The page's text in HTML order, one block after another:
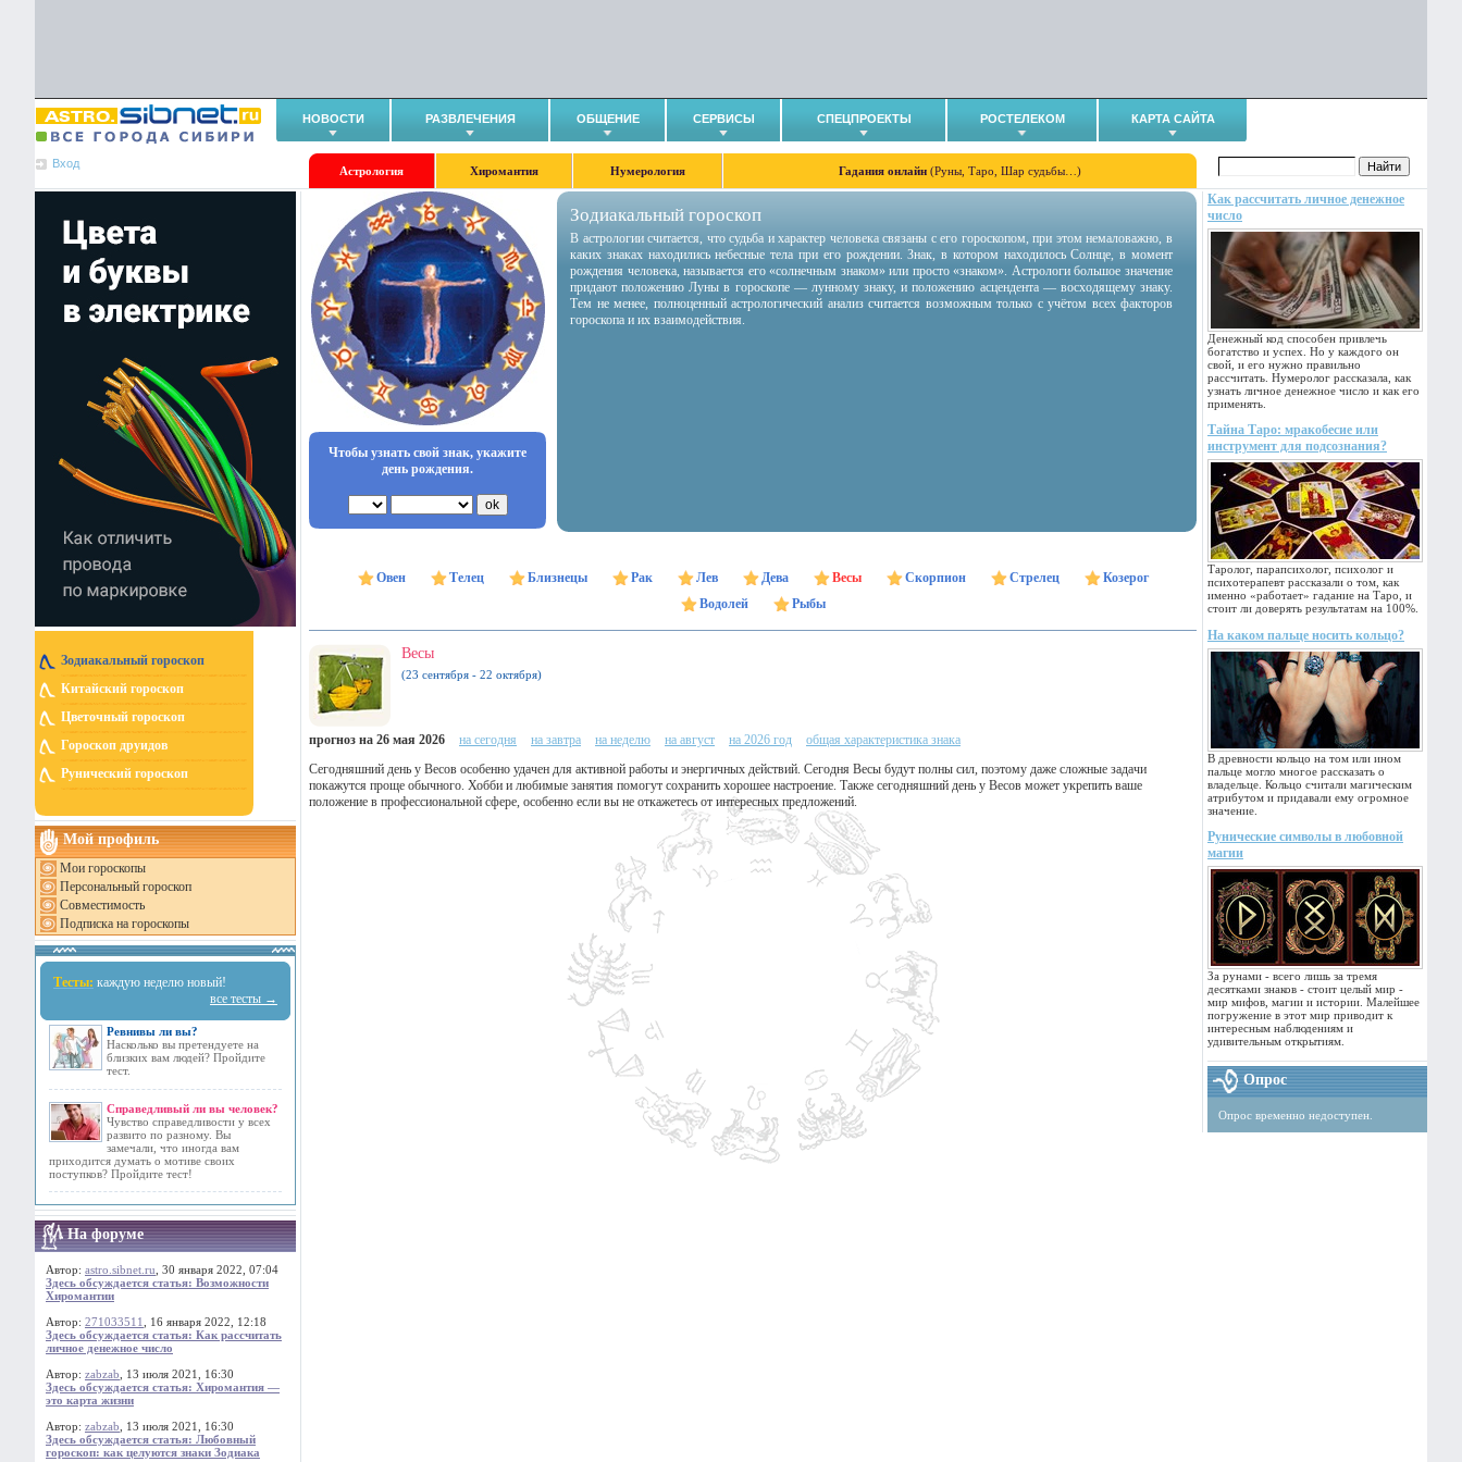
НОВОСТИ РАЗВЛЕЧЕНИЯ ОБЩЕНИЕ СЕРВИСЫ СПЕЦПРОЕКТЫ РОСТЕЛЕКОМ КАРТА САЙТА
Вход
Астрология Хиромантия Нумерология Гадания онлайн (Руны, Таро, Шар судьбы…)
Зодиакальный гороскоп
Китайский гороскоп
Цветочный гороскоп
Гороскоп друидов
Рунический гороскоп
Мой профиль
Мои гороскопы
Персональный гороскоп
Совместимость
Подписка на гороскопы
Тесты: каждую неделю новый!
все тесты →
Ревнивы ли вы?
Насколько вы претендуете на
близких вам людей? Пройдите
тест.
Справедливый ли вы человек?
Чувство справедливости у всех
развито по разному. Вы
замечали, что иногда вам
приходится думать о мотиве своих
поступков? Пройдите тест!
На форуме
Автор: astro.sibnet.ru , 30 января 2022, 07:04
Здесь обсуждается статья: Возможности
Хиромантии
Автор: 271033511
, 16 января 2022, 12:18
Здесь обсуждается статья: Как рассчитать
личное денежное число
Автор: zabzab , 13 июля 2021, 16:30
Здесь обсуждается статья: Хиромантия —
это карта жизни
Автор: zabzab , 13 июля 2021, 16:30
Здесь обсуждается статья: Любовный
гороскоп: как целуются знаки Зодиака
Как рассчитать личное денежное
число
Денежный код способен привлечь
богатство и успех. Но у каждого он
свой, и его нужно правильно
рассчитать. Нумеролог рассказала, как
узнать личное денежное число и как его
применять.
Тайна Таро: мракобесие или
инструмент для подсознания?
Таролог, парапсихолог, психолог и
психотерапевт рассказали о том, как
именно «работает» гадание на Таро, и
стоит ли доверять результатам на 100%.
На каком пальце носить кольцо?
В древности кольцо на том или ином
пальце могло многое рассказать о
владельце. Кольцо считали магическим
атрибутом и придавали ему огромное
значение.
Рунические символы в любовной
магии
За рунами - всего лишь за тремя
десятками знаков - стоит целый мир -
мир мифов, магии и истории. Малейшее
погружение в этот мир приводит к
интересным наблюдениям и
удивительным открытиям.
Опрос
Опрос временно недоступен.
Чтобы узнать свой знак, укажите
день рождения.
Зодиакальный гороскоп
В астрологии считается, что судьба и характер человека связаны с его гороскопом, при этом немаловажно, в
каких знаках находились небесные тела при его рождении. Знак, в котором находилось Солнце, в момент
рождения человека, называется его «солнечным знаком» или просто «знаком». Астрологи большое значение
придают положению Луны в гороскопе — лунному знаку, и положению асцендента — восходящему знаку.
Тем не менее, полноценный астрологический анализ считается возможным только с учётом всех факторов
гороскопа и их взаимодействия.
Овен Телец Близнецы Рак Лев Дева Весы Скорпион Стрелец
Козерог
Водолей
Рыбы
Весы
(23 сентября - 22 октября)
прогноз на 26 мая 2026 на сегодня на завтра на неделю на август на 2026 год
общая характеристика знака
Сегодняшний день у Весов особенно удачен для активной работы и энергичных действий. Сегодня Весы будут полны сил, поэтому даже сложные задачи
покажутся проще обычного. Хобби и любимые занятия помогут сохранить хорошее настроение. Также сегодняшний день у Весов может укрепить ваше
положение в профессиональной сфере, особенно если вы не откажетесь от интересных предложений.